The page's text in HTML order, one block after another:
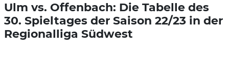
Ulm vs. Offenbach: Die Tabelle des
30. Spieltages der Saison 22/23 in der
Regionalliga Südwest